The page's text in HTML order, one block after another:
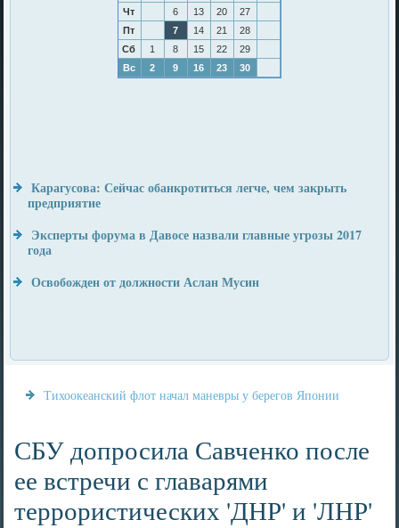
Чт
6 13 20
27
Пт
7 14 21
28
Сб
1 8 15 22
29
Вс
2 9 16 23 30
Карагусова: Сейчас обанкротиться легче, чем закрыть
предприятие
Эксперты форума в Давосе назвали главные угрозы 2017
года
Освобожден от должности Аслан Мусин
Тихоокеанский флот начал маневры у берегов Японии
СБУ допросила Савченко после
ее встречи с главарями
террористических 'ДНР' и 'ЛНР'